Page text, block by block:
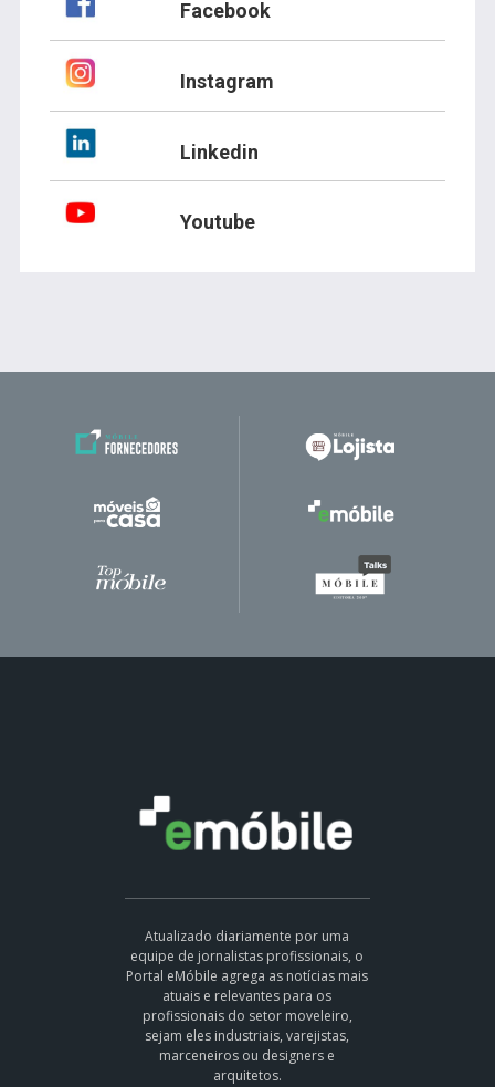
Facebook
Instagram
Linkedin
Youtube
Atualizado diariamente por uma
equipe de jornalistas profissionais, o
Portal eMóbile agrega as notícias mais
atuais e relevantes para os
profissionais do setor moveleiro,
sejam eles industriais, varejistas,
marceneiros ou designers e
arquitetos.